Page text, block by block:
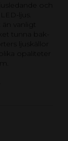
och
ljus.
än vanligt
tunna bak-
ljuskällor
opaliteter